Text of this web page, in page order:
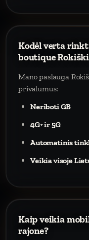
Kodėl verta
boutique
Mano paslauga
privalumus:
Neriboti GB
4G+ ir 5G
Automatinis
Veikia visoje
Kaip veikia
rajone?